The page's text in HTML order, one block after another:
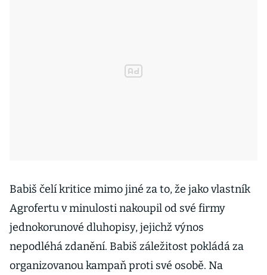
Babiš čelí kritice mimo jiné za to, že jako vlastník
Agrofertu v minulosti nakoupil od své firmy
jednokorunové dluhopisy, jejichž výnos
nepodléhá zdanění. Babiš záležitost pokládá za
organizovanou kampaň proti své osobě. Na